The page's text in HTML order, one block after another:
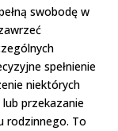
swobodę w
spełnienie
niektórych
przekazanie
rodzinnego. To